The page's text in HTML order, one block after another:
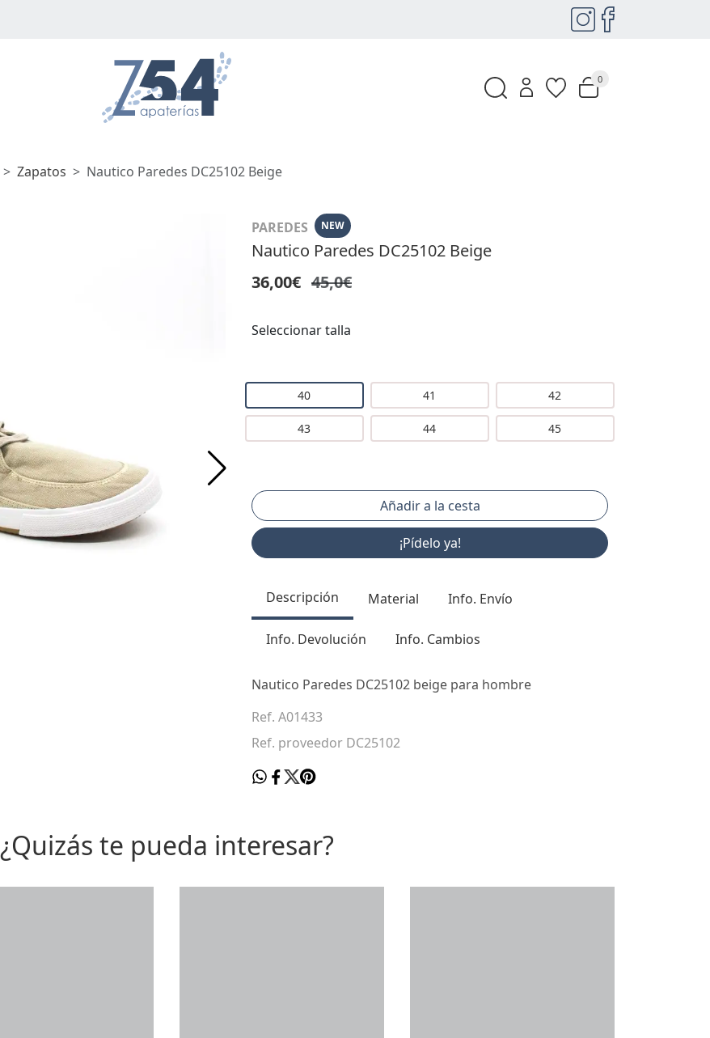
0
Zapatos Nautico Paredes DC25102 Beige
PAREDES NEW
Nautico Paredes DC25102 Beige
36,00€ 45,0€
Seleccionar talla
40 41 42
43 44 45
¡Pídelo ya!
Descripción Material Info. Envío
Info. Devolución Info. Cambios
Nautico Paredes DC25102 beige para hombre
Ref. A01433
Ref. proveedor DC25102
¿Quizás te pueda interesar?